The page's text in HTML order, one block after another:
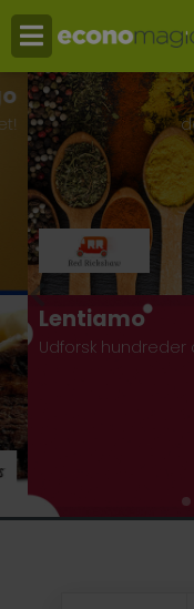
de
Lentiamo
Udforsk hundreder af